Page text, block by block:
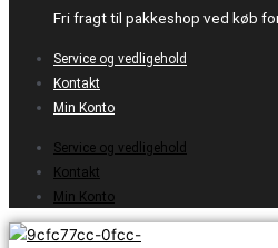
Fri fragt til pakkeshop ved køb
Service og vedligehold
Kontakt
Min Konto
Service og vedligehold
Kontakt
Min Konto